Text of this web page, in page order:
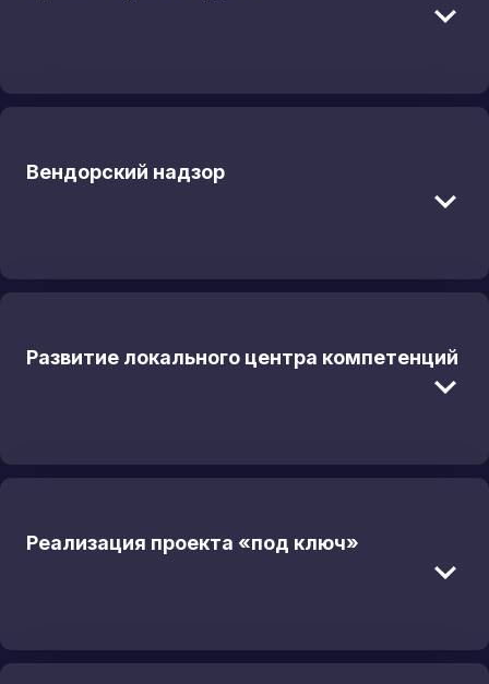
Вендорский надзор
Развитие локального центра компетенций
Реализация проекта «под ключ»